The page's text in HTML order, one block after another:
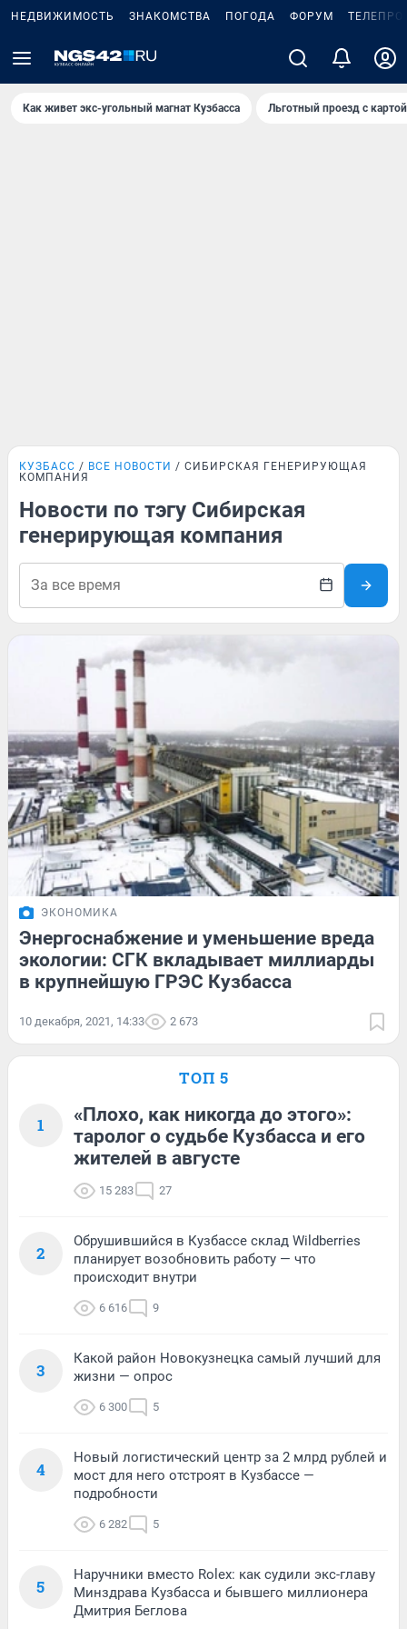
НЕДВИЖИМОСТЬ ЗНАКОМСТВА ПОГОДА ФОРУМ
Как живет экс-угольный магнат Кузбасса Льготный проезд с
КУЗБАСС ВСЕ НОВОСТИ
СИБИРСКАЯ ГЕНЕРИРУЮЩАЯ
КОМПАНИЯ
Новости по тэгу Сибирская
генерирующая компания
ЭКОНОМИКА
Энергоснабжение и уменьшение вреда
экологии: СГК вкладывает миллиарды
в крупнейшую ГРЭС Кузбасса
10 декабря, 2021, 14:33 2 673
ТОП 5
1
«Плохо, как никогда до этого»:
таролог о судьбе Кузбасса и его
жителей в августе
15 283 27
2
Обрушившийся в Кузбассе склад Wildberries
планирует возобновить работу — что
происходит внутри
6 616 9
3
Какой район Новокузнецка самый лучший для
жизни — опрос
6 300 5
4
Новый логистический центр за 2 млрд рублей и
мост для него отстроят в Кузбассе —
подробности
6 282 5
5
Наручники вместо Rolex: как судили экс-главу
Минздрава Кузбасса и бывшего миллионера
Дмитрия Беглова